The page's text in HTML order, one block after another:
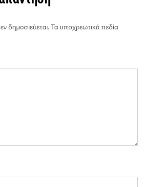
δημοσιεύεται.Τα υποχρεωτικά πεδία